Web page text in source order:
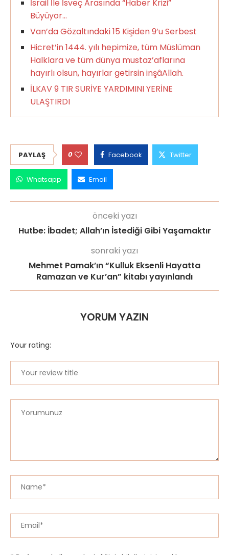
İsrail İle İsveç Arasında “Haber Krizi”
Büyüyor…
Van’da Gözaltındaki 15 Kişiden 9’u Serbest
Hicret’in 1444. yılı hepimize, tüm Müslüman
Halklara ve tüm dünya mustaz’aflarına
hayırlı olsun, hayırlar getirsin inşâAllah.
İLKAV 9 TIR SURİYE YARDIMINI YERİNE
ULAŞTIRDI
PAYLAŞ 0 Facebook Twitter
Whatsapp Email
önceki yazı
Hutbe: İbadet; Allah’ın İstediği Gibi Yaşamaktır
sonraki yazı
Mehmet Pamak’ın “Kulluk Eksenli Hayatta
Ramazan ve Kur’an” kitabı yayınlandı
YORUM YAZIN
Your rating: